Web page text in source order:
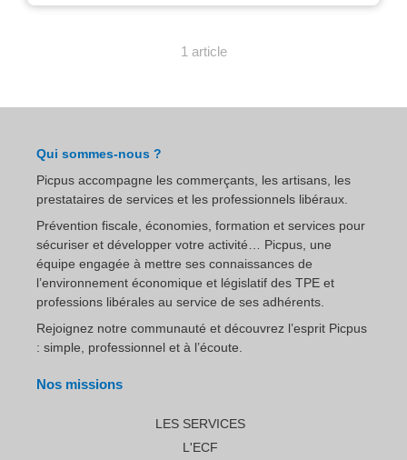
1 article
Qui sommes-nous ?
Picpus accompagne les commerçants, les artisans, les
prestataires de services et les professionnels libéraux.
Prévention fiscale, économies, formation et services pour
sécuriser et développer votre activité… Picpus, une
équipe engagée à mettre ses connaissances de
l’environnement économique et législatif des TPE et
professions libérales au service de ses adhérents.
Rejoignez notre communauté et découvrez l’esprit Picpus
: simple, professionnel et à l’écoute.
Nos missions
LES SERVICES
L'ECF